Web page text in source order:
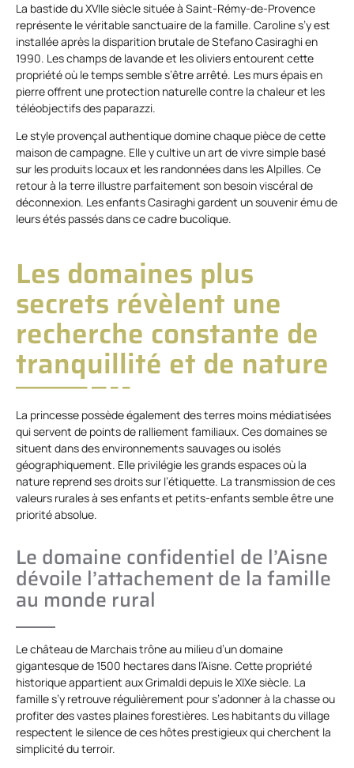
La bastide du XVIIe siècle située à Saint-Rémy-de-Provence
représente le véritable sanctuaire de la famille. Caroline s’y est
installée après la disparition brutale de Stefano Casiraghi en
1990. Les champs de lavande et les oliviers entourent cette
propriété où le temps semble s’être arrêté. Les murs épais en
pierre offrent une protection naturelle contre la chaleur et les
téléobjectifs des paparazzi.
Le style provençal authentique domine chaque pièce de cette
maison de campagne. Elle y cultive un art de vivre simple basé
sur les produits locaux et les randonnées dans les Alpilles. Ce
retour à la terre illustre parfaitement son besoin viscéral de
déconnexion. Les enfants Casiraghi gardent un souvenir ému de
leurs étés passés dans ce cadre bucolique.
Les domaines plus
secrets révèlent une
recherche constante de
tranquillité et de nature
La princesse possède également des terres moins médiatisées
qui servent de points de ralliement familiaux. Ces domaines se
situent dans des environnements sauvages ou isolés
géographiquement. Elle privilégie les grands espaces où la
nature reprend ses droits sur l’étiquette. La transmission de ces
valeurs rurales à ses enfants et petits-enfants semble être une
priorité absolue.
Le domaine confidentiel de l’Aisne
dévoile l’attachement de la famille
au monde rural
Le château de Marchais trône au milieu d’un domaine
gigantesque de 1500 hectares dans l’Aisne. Cette propriété
historique appartient aux Grimaldi depuis le XIXe siècle. La
famille s’y retrouve régulièrement pour s’adonner à la chasse ou
profiter des vastes plaines forestières. Les habitants du village
respectent le silence de ces hôtes prestigieux qui cherchent la
simplicité du terroir.